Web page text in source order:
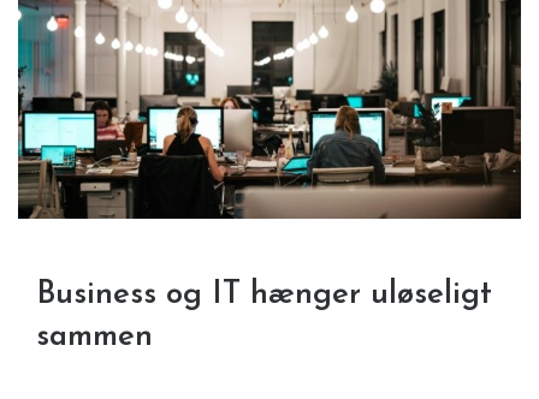
Business og IT hænger uløseligt
sammen